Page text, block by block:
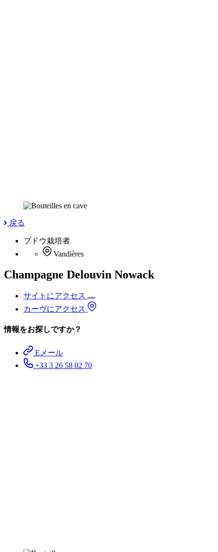
戻る
ブドウ栽培者
Vandières
Champagne Delouvin Nowack
サイトにアクセス
カーヴにアクセス
情報をお探しですか？
Eメール
+33 3 26 58 02 70